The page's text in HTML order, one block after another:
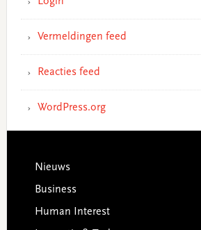
Vermeldingen feed
Reacties feed
WordPress.org
Footer
Nieuws
Business
Human Interest